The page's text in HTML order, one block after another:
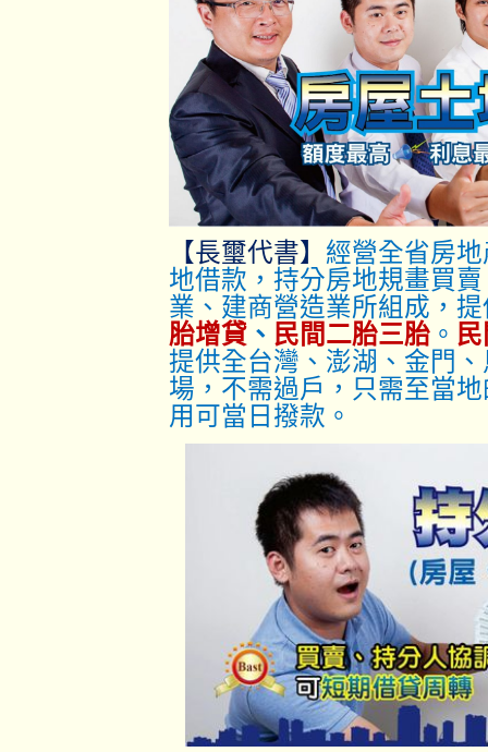
【長璽代書】 經營全省房
地借款，持分房地規畫買
業、建商營造業所組成，
胎增貸 、 民間二胎三胎 。
提供全台灣、澎湖、金門
場，不需過戶，只需至當
用可當日撥款。